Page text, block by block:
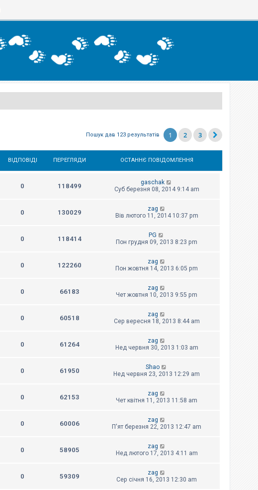
Пошук дав 123 результатів 1 2 3
ВІДПОВІДІ ПЕРЕГЛЯДИ ОСТАННЄ ПОВІДОМЛЕННЯ
0 118499
gaschak
Суб березня 08, 2014 9:14 am
0 130029
zag
Вів лютого 11, 2014 10:37 pm
0 118414
PG
Пон грудня 09, 2013 8:23 pm
0 122260
zag
Пон жовтня 14, 2013 6:05 pm
0 66183
zag
Чет жовтня 10, 2013 9:55 pm
0 60518
zag
Сер вересня 18, 2013 8:44 am
0 61264
zag
Нед червня 30, 2013 1:03 am
0 61950
Shao
Нед червня 23, 2013 12:29 am
0 62153
zag
Чет квітня 11, 2013 11:58 am
0 60006
zag
П'ят березня 22, 2013 12:47 am
0 58905
zag
Нед лютого 17, 2013 4:11 am
0 59309
zag
Сер січня 16, 2013 12:30 am